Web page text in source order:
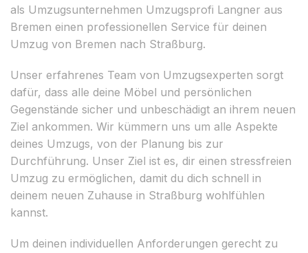
als Umzugsunternehmen Umzugsprofi Langner aus
Bremen einen professionellen Service für deinen
Umzug von Bremen nach Straßburg.
Unser erfahrenes Team von Umzugsexperten sorgt
dafür, dass alle deine Möbel und persönlichen
Gegenstände sicher und unbeschädigt an ihrem neuen
Ziel ankommen. Wir kümmern uns um alle Aspekte
deines Umzugs, von der Planung bis zur
Durchführung. Unser Ziel ist es, dir einen stressfreien
Umzug zu ermöglichen, damit du dich schnell in
deinem neuen Zuhause in Straßburg wohlfühlen
kannst.
Um deinen individuellen Anforderungen gerecht zu